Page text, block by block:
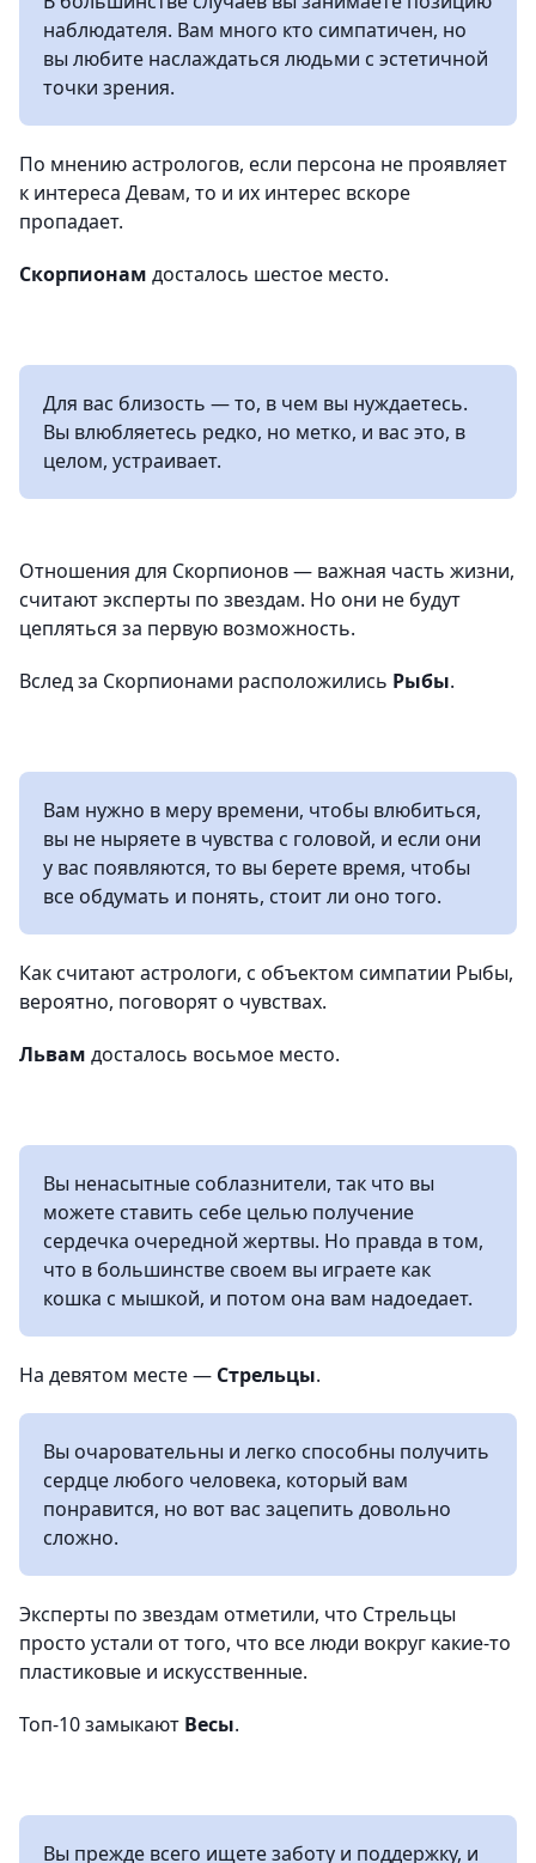
наблюдателя. Вам много кто симпатичен, но
вы любите наслаждаться людьми с эстетичной
точки зрения.
По мнению астрологов, если персона не проявляет
к интереса Девам, то и их интерес вскоре
пропадает.
Скорпионам досталось шестое место.
Для вас близость — то, в чем вы нуждаетесь.
Вы влюбляетесь редко, но метко, и вас это, в
целом, устраивает.
Отношения для Скорпионов — важная часть жизни,
считают эксперты по звездам. Но они не будут
цепляться за первую возможность.
Вслед за Скорпионами расположились Рыбы.
Вам нужно в меру времени, чтобы влюбиться,
вы не ныряете в чувства с головой, и если они
у вас появляются, то вы берете время, чтобы
все обдумать и понять, стоит ли оно того.
Как считают астрологи, с объектом симпатии Рыбы,
вероятно, поговорят о чувствах.
Львам досталось восьмое место.
Вы ненасытные соблазнители, так что вы
можете ставить себе целью получение
сердечка очередной жертвы. Но правда в том,
что в большинстве своем вы играете как
кошка с мышкой, и потом она вам надоедает.
На девятом месте — Стрельцы.
Вы очаровательны и легко способны получить
сердце любого человека, который вам
понравится, но вот вас зацепить довольно
сложно.
Эксперты по звездам отметили, что Стрельцы
просто устали от того, что все люди вокруг какие-то
пластиковые и искусственные.
Топ-10 замыкают Весы.
Вы прежде всего ищете заботу и поддержку, и